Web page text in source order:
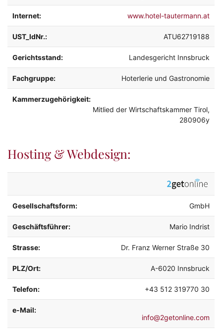
Internet: www.hotel-tautermann.at
UST_IdNr.: ATU62719188
Gerichtsstand: Landesgericht Innsbruck
Fachgruppe: Hoterlerie und Gastronomie
Kammerzugehörigkeit:
Mitlied der Wirtschaftskammer Tirol,
280906y
Hosting & Webdesign:
Gesellschaftsform: GmbH
Geschäftsführer: Mario Indrist
Strasse: Dr. Franz Werner Straße 30
PLZ/Ort: A-6020 Innsbruck
Telefon: +43 512 319770 30
e-Mail:
info@2getonline.com